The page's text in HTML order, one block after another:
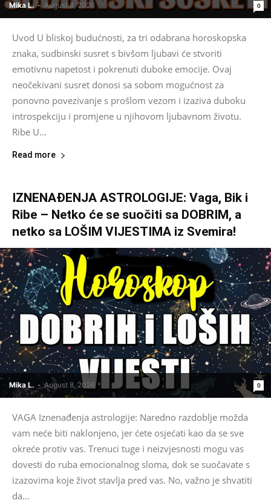
Mika L. - August 8, 2026 0
Uvod U bliskoj budućnosti, za tri odabrana horoskopska
znaka, sudbinski susret s bivšom ljubavi će stvoriti
emotivnu napetost i pokrenuti duboke emocije. Ovaj
neočekivani susret donosi sa sobom mogućnost za
ponovno povezivanje s prošlom vezom i izaziva duboku
introspekciju i promjene u njihovom ljubavnom životu.
Ribe U...
Read more
IZNENAĐENJA ASTROLOGIJE: Vaga, Bik i
Ribe – Netko će se suočiti sa DOBRIM, a
netko sa LOŠIM VIJESTIMA iz Svemira!
Mika L. - August 8, 2026 0
VAGA Iznenađenja astrologije: Naredno razdoblje možda
vam neće biti naklonjeno, jer ćete osjećati kao da se sve
okreće protiv vas. Trenuci tuge i neizvjesnosti mogu vas
dovesti do ruba emocionalnog sloma, dok se suočavate s
izazovima koje život stavlja pred vas. No, važno je shvatiti
da...